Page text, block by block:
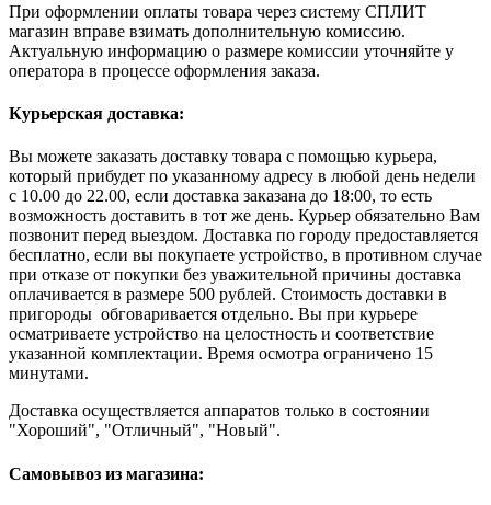
При оформлении оплаты товара через систему СПЛИТ
магазин вправе взимать дополнительную комиссию.
Актуальную информацию о размере комиссии уточняйте у
оператора в процессе оформления заказа.
Курьерская доставка:
Вы можете заказать доставку товара с помощью курьера,
который прибудет по указанному адресу в любой день недели
с 10.00 до 22.00, если доставка заказана до 18:00, то есть
возможность доставить в тот же день. Курьер обязательно Вам
позвонит перед выездом. Доставка по городу предоставляется
бесплатно, если вы покупаете устройство, в противном случае
при отказе от покупки без уважительной причины доставка
оплачивается в размере 500 рублей. Стоимость доставки в
пригороды обговаривается отдельно. Вы при курьере
осматриваете устройство на целостность и соответствие
указанной комплектации. Время осмотра ограничено 15
минутами.
Доставка осуществляется аппаратов только в состоянии
"Хороший", "Отличный", "Новый".
Самовывоз из магазина: